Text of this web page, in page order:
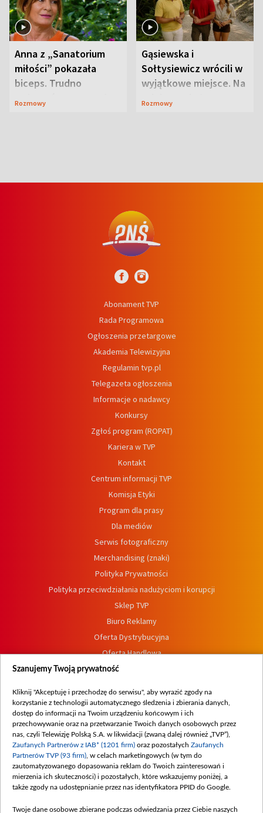
Anna z „Sanatorium
miłości” pokazała
biceps. Trudno
uwierzyć, co przeszła
Rozmowy
Gąsiewska i
Sołtysiewicz wrócili w
wyjątkowe miejsce. Na
szlaku czekał
Rozmowy
Abonament TVP
Rada Programowa
Ogłoszenia przetargowe
Akademia Telewizyjna
Regulamin tvp.pl
Telegazeta ogłoszenia
Informacje o nadawcy
Konkursy
Zgłoś program (ROPAT)
Kariera w TVP
Kontakt
Centrum informacji TVP
Komisja Etyki
Program dla prasy
Dla mediów
Serwis fotograficzny
Merchandising (znaki)
Polityka Prywatności
Polityka przeciwdziałania nadużyciom i korupcji
Sklep TVP
Biuro Reklamy
Oferta Dystrybucyjna
Oferta Handlowa
Dostępność
Procedura zgłoszeń wewnętrznych
Szanujemy Twoją prywatność
Kliknij "Akceptuję i przechodzę do serwisu", aby wyrazić zgody na
korzystanie z technologii automatycznego śledzenia i zbierania danych,
dostęp do informacji na Twoim urządzeniu końcowym i ich
przechowywanie oraz na przetwarzanie Twoich danych osobowych przez
nas, czyli Telewizję Polską S.A. w likwidacji (zwaną dalej również „TVP”),
Zaufanych Partnerów z IAB* (1201 firm) oraz pozostałych Zaufanych
Partnerów TVP (93 firm) , w celach marketingowych (w tym do
zautomatyzowanego dopasowania reklam do Twoich zainteresowań i
mierzenia ich skuteczności) i pozostałych, które wskazujemy poniżej, a
także zgody na udostępnianie przez nas identyfikatora PPID do Google.
Twoje dane osobowe zbierane podczas odwiedzania przez Ciebie naszych